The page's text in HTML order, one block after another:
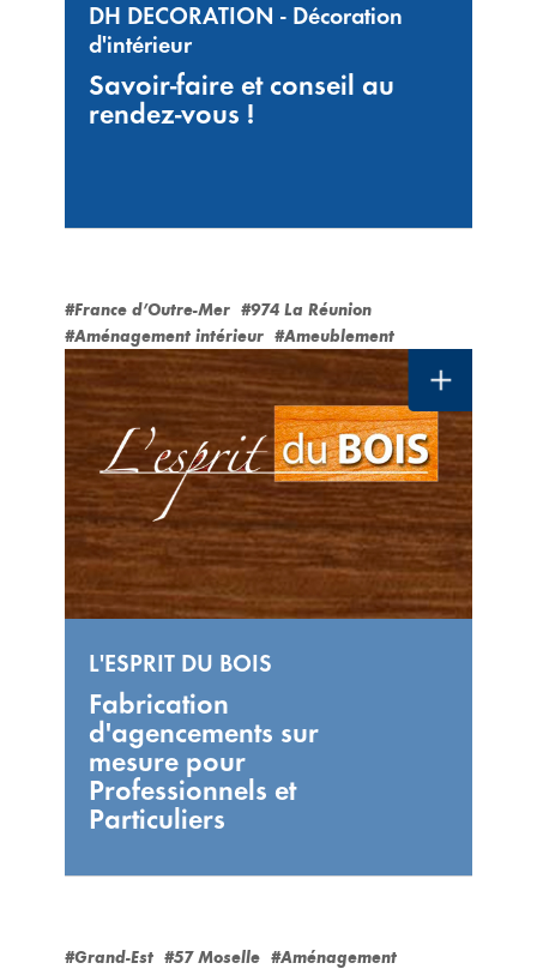
DH DECORATION - Décoration
d'intérieur
Savoir-faire et conseil au
rendez-vous !
#France d’Outre-Mer #974 La Réunion
#Aménagement intérieur #Ameublement
L'ESPRIT DU BOIS
Fabrication
d'agencements sur
mesure pour
Professionnels et
Particuliers
#Grand-Est #57 Moselle #Aménagement